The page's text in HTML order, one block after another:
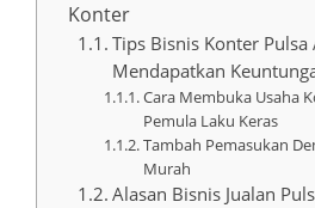
Konter
Tips Bisnis Konter Pulsa
Mendapatkan
Cara Membuka Usaha
Pemula Laku Keras
Tambah Pemasukan
Murah
Alasan Bisnis Jualan